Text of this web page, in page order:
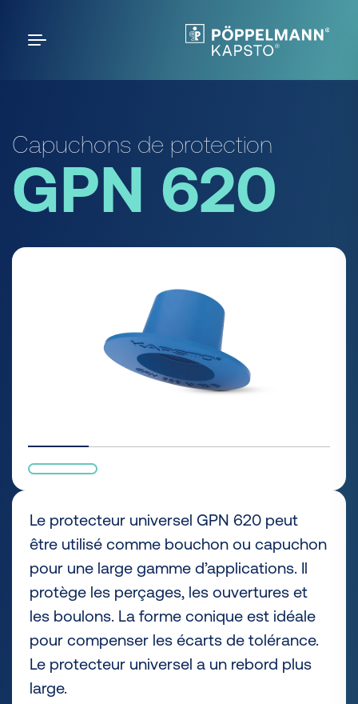
Capuchons de protection
GPN 620
Le protecteur universel GPN 620 peut
être utilisé comme bouchon ou capuchon
pour une large gamme d’applications. Il
protège les perçages, les ouvertures et
les boulons. La forme conique est idéale
pour compenser les écarts de tolérance.
Le protecteur universel a un rebord plus
large.